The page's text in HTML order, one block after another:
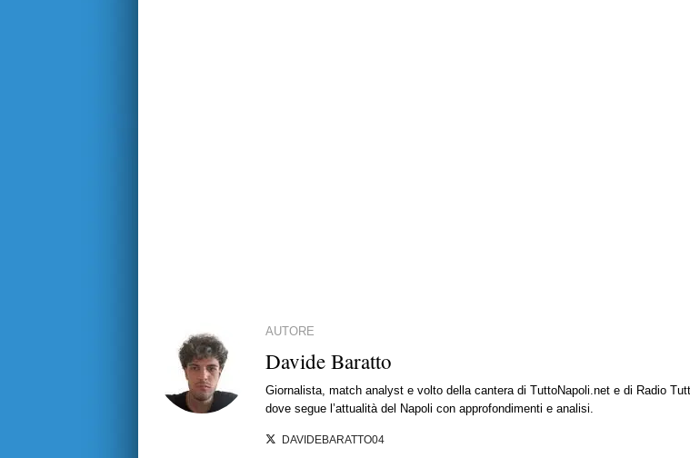
AUTORE
Davide Baratto
Giornalista, match analyst e volto della cantera di TuttoNapoli.net e di Radio
dove segue l’attualità del Napoli con approfondimenti e analisi.
DAVIDEBARATTO04